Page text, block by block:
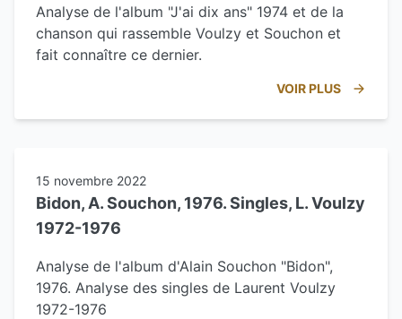
Analyse de l'album "J'ai dix ans" 1974 et de la
chanson qui rassemble Voulzy et Souchon et
fait connaître ce dernier.
VOIR PLUS
15 novembre 2022
Bidon, A. Souchon, 1976. Singles, L. Voulzy
1972-1976
Analyse de l'album d'Alain Souchon "Bidon",
1976. Analyse des singles de Laurent Voulzy
1972-1976